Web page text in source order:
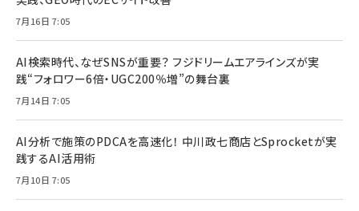
7月16日 7:05
AI検索時代、なぜSNSが重要？ フジドリームエアラインズが実
践“フォロワー6倍・UGC200％増”の舞台裏
7月14日 7:05
AI分析で施策のPDCAを高速化！ 中川政七商店とSprocketが実
践するAI活用術
7月10日 7:05